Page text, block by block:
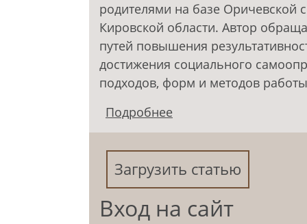
родителями на базе
Кировской области. Автор
путей повышения
достижения социального
подходов, форм и методов
Подробнее
старшеклассников
Загрузить статью
Вход на сайт